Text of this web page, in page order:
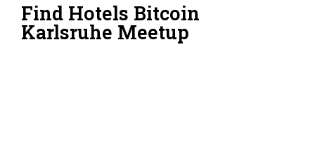
Find Hotels Bitcoin
Karlsruhe Meetup